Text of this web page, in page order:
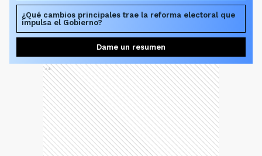
¿Qué cambios principales trae la reforma electoral que
impulsa el Gobierno?
Dame un resumen
Ads